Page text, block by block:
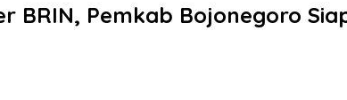
BRIN, Pemkab Bojonegoro